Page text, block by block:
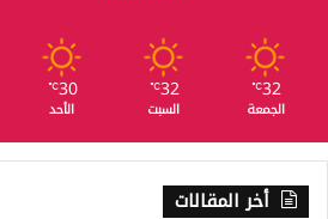
32
℃
الجمعة
32
℃
السبت
30
℃
الأحد
أخر المقالات